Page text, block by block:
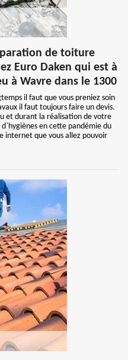
de toiture
Euro Daken qui est à
à Wavre dans le 1300
il faut que vous preniez soin
il faut toujours faire un devis.
et durant la réalisation de votre
en cette pandémie du
internet que vous allez pouvoir